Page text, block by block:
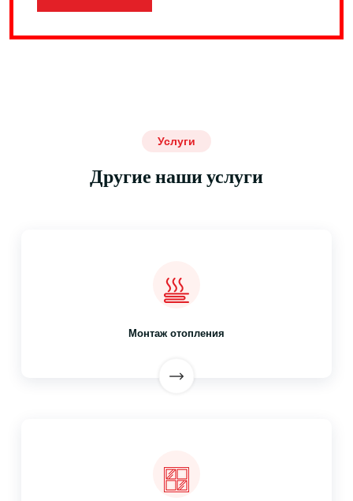
Услуги
Другие наши услуги
Монтаж отопления